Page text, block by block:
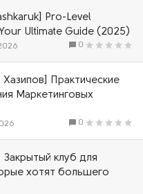
Pro-Level
Ultimate Guide (2025)
0
Хазипов] Практические
Маркетинговых
0
клуб для
хотят большего